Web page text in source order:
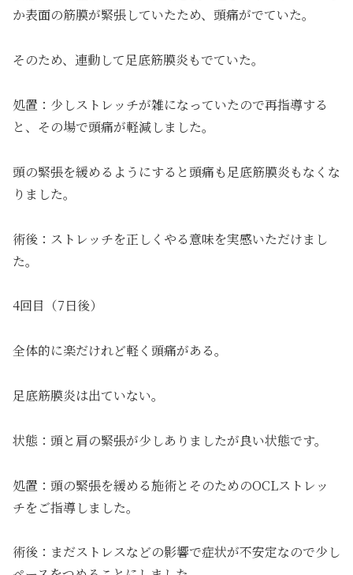
か表面の筋膜が緊張していたため、頭痛がでていた。
そのため、連動して足底筋膜炎もでていた。
処置：少しストレッチが雑になっていたので再指導する
と、その場で頭痛が軽減しました。
頭の緊張を緩めるようにすると頭痛も足底筋膜炎もなくな
りました。
術後：ストレッチを正しくやる意味を実感いただけまし
た。
4回目（7日後）
全体的に楽だけれど軽く頭痛がある。
足底筋膜炎は出ていない。
状態：頭と肩の緊張が少しありましたが良い状態です。
処置：頭の緊張を緩める施術とそのためのOCLストレッ
チをご指導しました。
術後：まだストレスなどの影響で症状が不安定なので少し